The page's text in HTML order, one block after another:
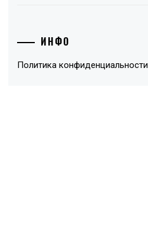
ИНФО
Политика конфиденциальности